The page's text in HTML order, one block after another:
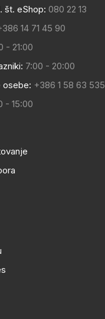
št. eShop: 080 22 13
14 71 45 90
- 21:00
7:00 - 20:00
osebe: +386 1 58 63 535
- 15:00